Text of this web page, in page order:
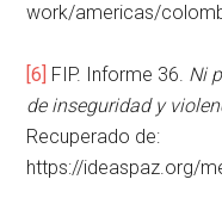
work/americas/
[6] FIP. Informe 36. Ni
de inseguridad y
Recuperado de:
https://ideaspaz.org/